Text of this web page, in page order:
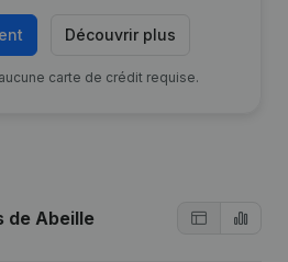
Découvrir plus
carte de crédit requise.
de Abeille